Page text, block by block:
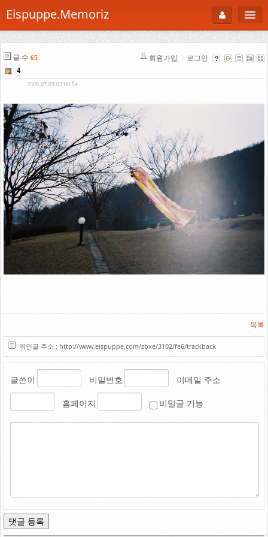
Eispuppe.Memoriz
로그인
About
AboutTori
Photo
Gallery
Snaps
B Cut
Portfolio
백과사전
공부방
Footprint
Link
글 수 65 회원가입 로그인
4
2009.07.03 02:08:54
목록
엮인글 주소 : http://www.eispuppe.com/zbxe/3102/fe6/trackback
글쓴이 비밀번호 이메일 주소
홈페이지 비밀글 기능